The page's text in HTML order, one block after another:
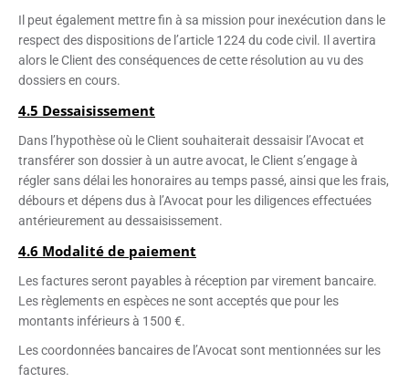
Il peut également mettre fin à sa mission pour inexécution dans le
respect des dispositions de l’article 1224 du code civil. Il avertira
alors le Client des conséquences de cette résolution au vu des
dossiers en cours.
4.5 Dessaisissement
Dans l’hypothèse où le Client souhaiterait dessaisir l’Avocat et
transférer son dossier à un autre avocat, le Client s’engage à
régler sans délai les honoraires au temps passé, ainsi que les frais,
débours et dépens dus à l’Avocat pour les diligences effectuées
antérieurement au dessaisissement.
4.6 Modalité de paiement
Les factures seront payables à réception par virement bancaire.
Les règlements en espèces ne sont acceptés que pour les
montants inférieurs à 1500 €.
Les coordonnées bancaires de l’Avocat sont mentionnées sur les
factures.